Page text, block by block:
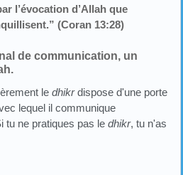
l’évocation d’Allah que
(Coran 13:28)
de communication, un
ledhikrdispose d'une porte
lequel il communique
tu ne pratiques pas le dhikr, tu n'as